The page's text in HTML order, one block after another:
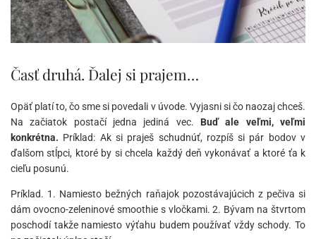
Časť druhá. Ďalej si prajem…
Opäť platí to, čo sme si povedali v úvode. Vyjasni si čo naozaj chceš.
Na začiatok postačí jedna jediná vec. Buď ale veľmi, veľmi
konkrétna. Príklad: Ak si praješ schudnúť, rozpíš si pár bodov v
ďalšom stĺpci, ktoré by si chcela každý deň vykonávať a ktoré ťa k
cieľu posunú.
Príklad. 1. Namiesto bežných raňajok pozostávajúcich z pečiva si
dám ovocno-zeleninové smoothie s vločkami. 2. Bývam na štvrtom
poschodí takže namiesto výťahu budem používať vždy schody. To